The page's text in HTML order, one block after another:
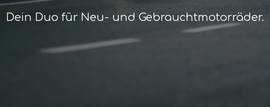
Dein Duo für Neu- und Gebrauchtmotorräder.